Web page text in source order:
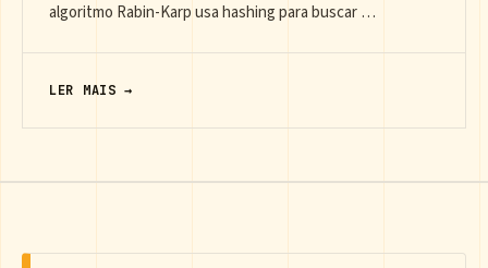
algoritmo Rabin-Karp usa hashing para buscar …
LER MAIS →